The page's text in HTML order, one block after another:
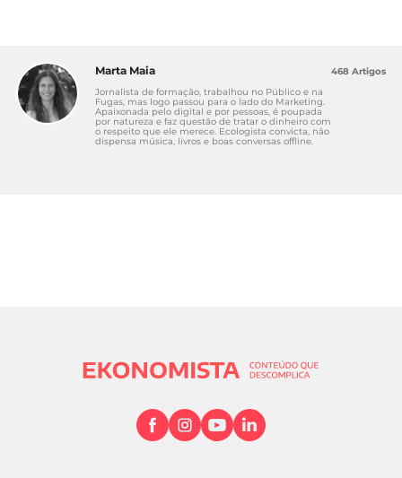
Marta Maia
Jornalista de formação, trabalhou no Público e na
Fugas, mas logo passou para o lado do Marketing.
Apaixonada pelo digital e por pessoas, é poupada
por natureza e faz questão de tratar o dinheiro com
o respeito que ele merece. Ecologista convicta, não
dispensa música, livros e boas conversas offline.
468 Artigos